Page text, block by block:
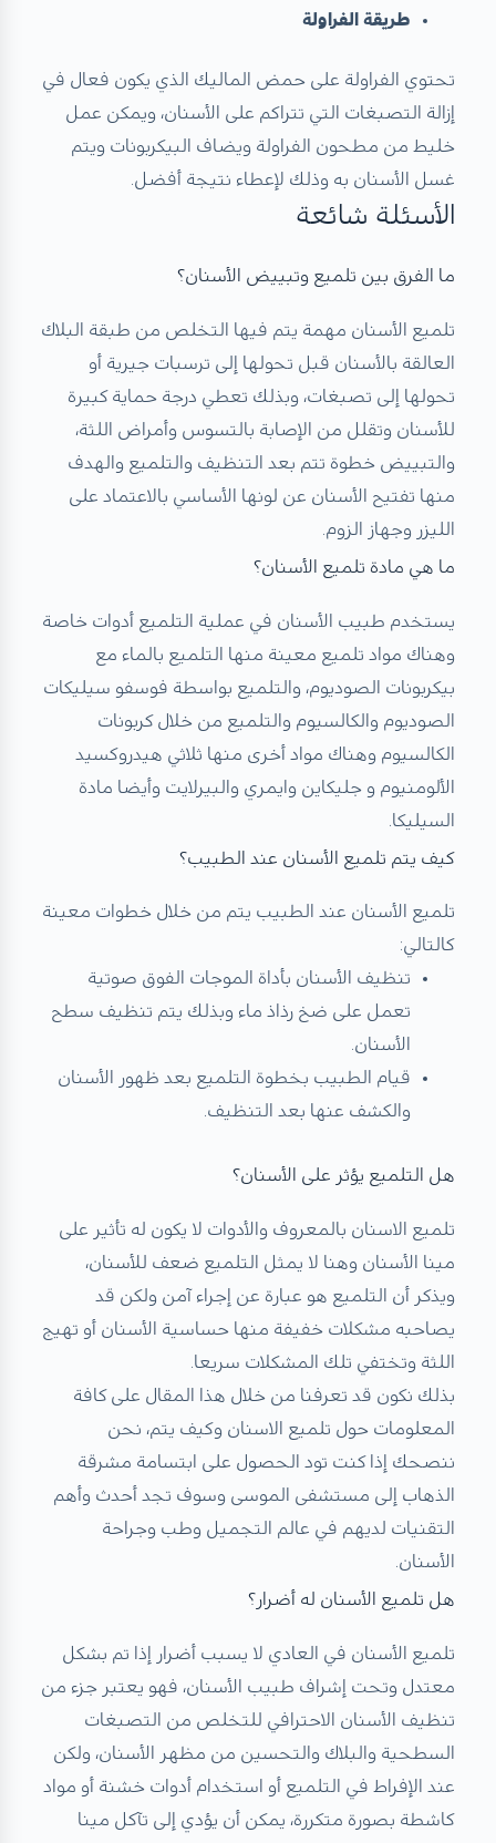
طريقة الفراولة
تحتوي الفراولة على حمض الماليك الذي يكون فعال في
إزالة التصبغات التي تتراكم على الأسنان، ويمكن عمل
خليط من مطحون الفراولة ويضاف البيكربونات ويتم
غسل الأسنان به وذلك لإعطاء نتيجة أفضل.
الأسئلة شائعة
ما الفرق بين تلميع وتبييض الأسنان؟
تلميع الأسنان مهمة يتم فيها التخلص من طبقة البلاك
العالقة بالأسنان قبل تحولها إلى ترسبات جيرية أو
تحولها إلى تصبغات، وبذلك تعطي درجة حماية كبيرة
للأسنان وتقلل من الإصابة بالتسوس وأمراض اللثة،
والتبييض خطوة تتم بعد التنظيف والتلميع والهدف
منها تفتيح الأسنان عن لونها الأساسي بالاعتماد على
الليزر وجهاز الزوم.
ما هي مادة تلميع الأسنان؟
يستخدم طبيب الأسنان في عملية التلميع أدوات خاصة
وهناك مواد تلميع معينة منها التلميع بالماء مع
بيكربونات الصوديوم، والتلميع بواسطة فوسفو سيليكات
الصوديوم والكالسيوم والتلميع من خلال كربونات
الكالسيوم وهناك مواد أخرى منها ثلاثي هيدروكسيد
الألومنيوم و جليكاين وايمري والبيرلايت وأيضا مادة
السيليكا.
كيف يتم تلميع الأسنان عند الطبيب؟
تلميع الأسنان عند الطبيب يتم من خلال خطوات معينة
كالتالي:
تنظيف الأسنان بأداة الموجات الفوق صوتية
تعمل على ضخ رذاذ ماء وبذلك يتم تنظيف سطح
الأسنان.
قيام الطبيب بخطوة التلميع بعد ظهور الأسنان
والكشف عنها بعد التنظيف.
هل التلميع يؤثر على الأسنان؟
تلميع الاسنان بالمعروف والأدوات لا يكون له تأثير على
مينا الأسنان وهنا لا يمثل التلميع ضعف للأسنان،
ويذكر أن التلميع هو عبارة عن إجراء آمن ولكن قد
يصاحبه مشكلات خفيفة منها حساسية الأسنان أو تهيج
اللثة وتختفي تلك المشكلات سريعا.
بذلك نكون قد تعرفنا من خلال هذا المقال على كافة
المعلومات حول تلميع الاسنان وكيف يتم، نحن
ننصحك إذا كنت تود الحصول على ابتسامة مشرقة
الذهاب إلى مستشفى الموسى وسوف تجد أحدث وأهم
التقنيات لديهم في عالم التجميل وطب وجراحة
الأسنان.
هل تلميع الأسنان له أضرار؟
تلميع الأسنان في العادي لا يسبب أضرار إذا تم بشكل
معتدل وتحت إشراف طبيب الأسنان، فهو يعتبر جزء من
تنظيف الأسنان الاحترافي للتخلص من التصبغات
السطحية والبلاك والتحسين من مظهر الأسنان، ولكن
عند الإفراط في التلميع أو استخدام أدوات خشنة أو مواد
كاشطة بصورة متكررة، يمكن أن يؤدي إلى تآكل مينا